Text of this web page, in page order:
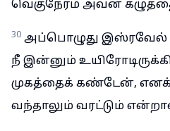
வெகுநேரம் அவன்
30 அப்பொழுது இஸ்ரவேல்
நீ இன்னும்
முகத்தைக் கண்டேன்,
வந்தாலும் வரட்டும்